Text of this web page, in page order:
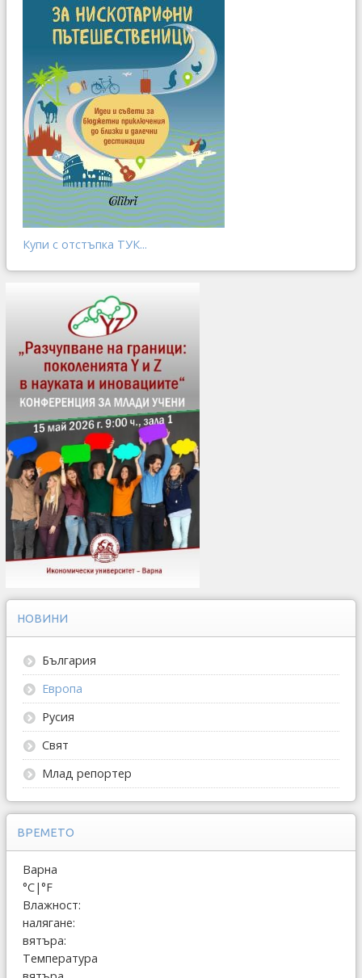
Купи с отстъпка ТУК...
НОВИНИ
България
Европа
Русия
Свят
Млад репортер
ВРЕМЕТО
Варна
°C|°F
Влажност:
налягане:
вятъра:
Температура